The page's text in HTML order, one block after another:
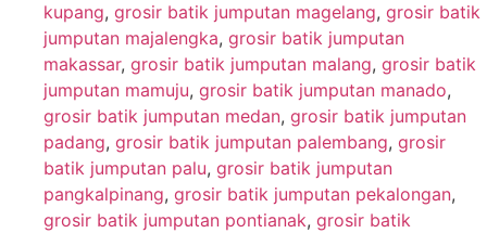
kupang, grosir batik jumputan magelang, grosir batik
jumputan majalengka, grosir batik jumputan
makassar, grosir batik jumputan malang, grosir batik
jumputan mamuju, grosir batik jumputan manado,
grosir batik jumputan medan, grosir batik jumputan
padang, grosir batik jumputan palembang, grosir
batik jumputan palu, grosir batik jumputan
pangkalpinang, grosir batik jumputan pekalongan,
grosir batik jumputan pontianak, grosir batik